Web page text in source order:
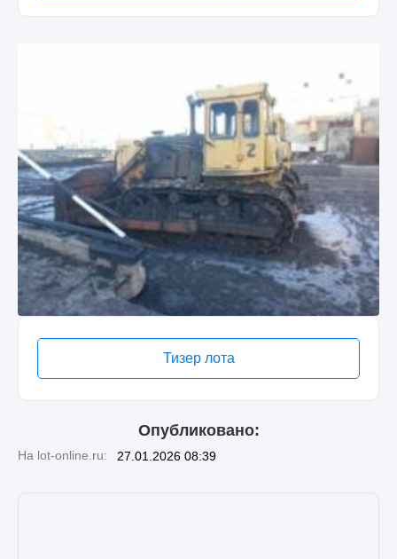
Тизер лота
Опубликовано:
На lot-online.ru: 27.01.2026 08:39